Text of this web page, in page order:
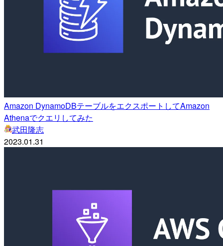
Amazon DynamoDBテーブルをエクスポートしてAmazon
Athenaでクエリしてみた
武田隆志
2023.01.31